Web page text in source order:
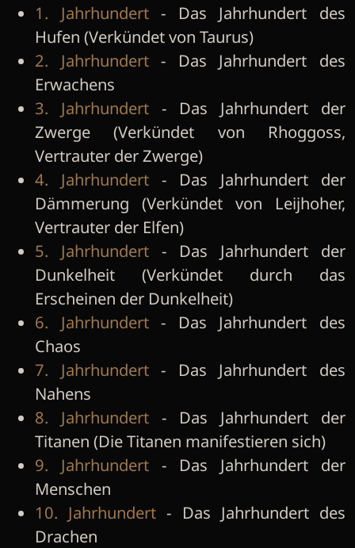
1. Jahrhundert- Das Jahrhundert des
Hufen (Verkündet von Taurus)
2. Jahrhundert- Das Jahrhundert des
Erwachens
3. Jahrhundert - Das Jahrhundert der
Zwerge (Verkündet von Rhoggoss,
Vertrauter der Zwerge)
4. Jahrhundert - Das Jahrhundert der
Dämmerung (Verkündet von Leijhoher,
Vertrauter der Elfen)
5. Jahrhundert - Das Jahrhundert der
Dunkelheit (Verkündet durch das
Erscheinen der Dunkelheit)
6. Jahrhundert- Das Jahrhundert des
Chaos
7. Jahrhundert- Das Jahrhundert des
Nahens
8. Jahrhundert - Das Jahrhundert der
Titanen (Die Titanen manifestieren sich)
9. Jahrhundert - Das Jahrhundert der
Menschen
10. Jahrhundert - Das Jahrhundert des
Drachen